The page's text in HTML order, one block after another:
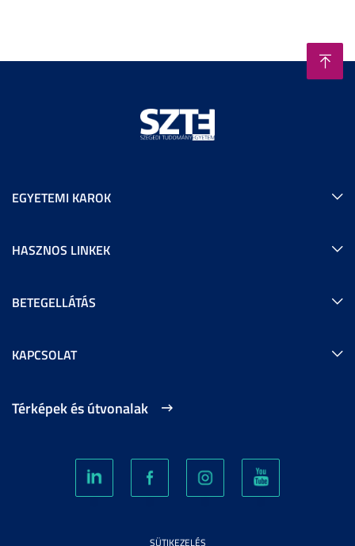
EGYETEMI KAROK
HASZNOS LINKEK
BETEGELLÁTÁS
KAPCSOLAT
Térképek és útvonalak
SÜTIKEZELÉS